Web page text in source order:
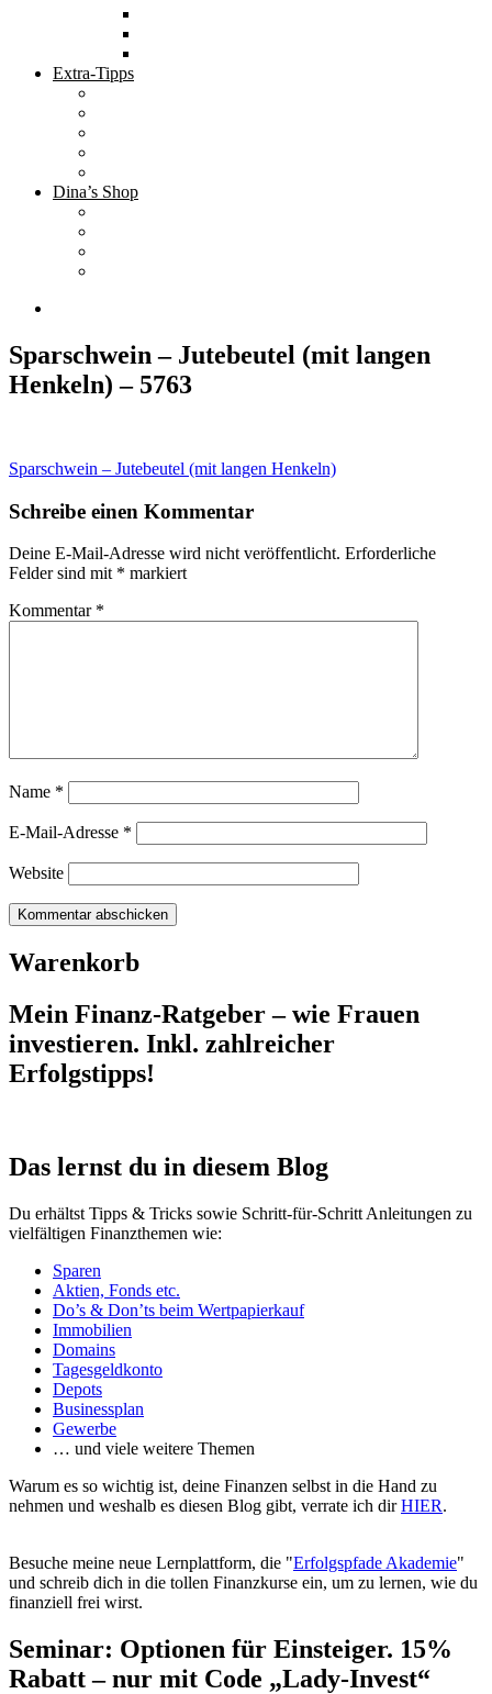
Extra-Tipps
Dina’s Shop
Sparschwein – Jutebeutel (mit langen
Henkeln) – 5763
Beitragsnavigation
Sparschwein – Jutebeutel (mit langen Henkeln)
Schreibe einen Kommentar
Deine E-Mail-Adresse wird nicht veröffentlicht. Erforderliche
Felder sind mit * markiert
Kommentar *
Name *
E-Mail-Adresse *
Website
Warenkorb
Mein Finanz-Ratgeber – wie Frauen
investieren. Inkl. zahlreicher
Erfolgstipps!
Das lernst du in diesem Blog
Du erhältst Tipps & Tricks sowie Schritt-für-Schritt Anleitungen zu
vielfältigen Finanzthemen wie:
Sparen
Aktien, Fonds etc.
Do’s & Don’ts beim Wertpapierkauf
Immobilien
Domains
Tagesgeldkonto
Depots
Businessplan
Gewerbe
… und viele weitere Themen
Warum es so wichtig ist, deine Finanzen selbst in die Hand zu
nehmen und weshalb es diesen Blog gibt, verrate ich dirHIER.
Besuche meine neue Lernplattform, die "Erfolgspfade Akademie"
und schreib dich in die tollen Finanzkurse ein, um zu lernen, wie du
finanziell frei wirst.
Seminar: Optionen für Einsteiger. 15%
Rabatt – nur mit Code „Lady-Invest“